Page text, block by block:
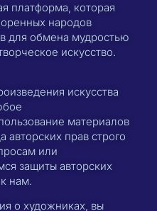
платформа, которая
народов
для обмена мудростью
искусство.
искусства
материалов
авторских прав строго
или
защиты авторских
нам.
о художниках, вы